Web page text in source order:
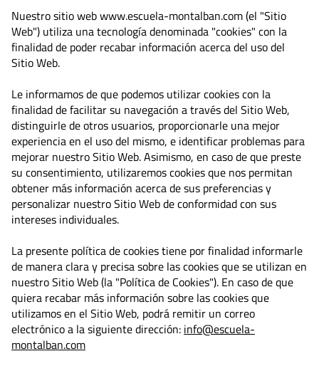
Nuestro sitio web www.escuela-montalban.com (el "Sitio
Web") utiliza una tecnología denominada "cookies" con la
finalidad de poder recabar información acerca del uso del
Sitio Web.
Le informamos de que podemos utilizar cookies con la
finalidad de facilitar su navegación a través del Sitio Web,
distinguirle de otros usuarios, proporcionarle una mejor
experiencia en el uso del mismo, e identificar problemas para
mejorar nuestro Sitio Web. Asimismo, en caso de que preste
su consentimiento, utilizaremos cookies que nos permitan
obtener más información acerca de sus preferencias y
personalizar nuestro Sitio Web de conformidad con sus
intereses individuales.
La presente política de cookies tiene por finalidad informarle
de manera clara y precisa sobre las cookies que se utilizan en
nuestro Sitio Web (la "Política de Cookies"). En caso de que
quiera recabar más información sobre las cookies que
utilizamos en el Sitio Web, podrá remitir un correo
electrónico a la siguiente dirección: info@escuela-
montalban.com